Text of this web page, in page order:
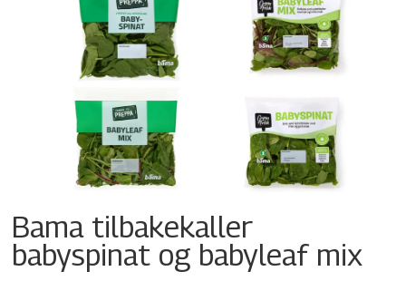
Bama tilbakekaller
babyspinat og babyleaf mix